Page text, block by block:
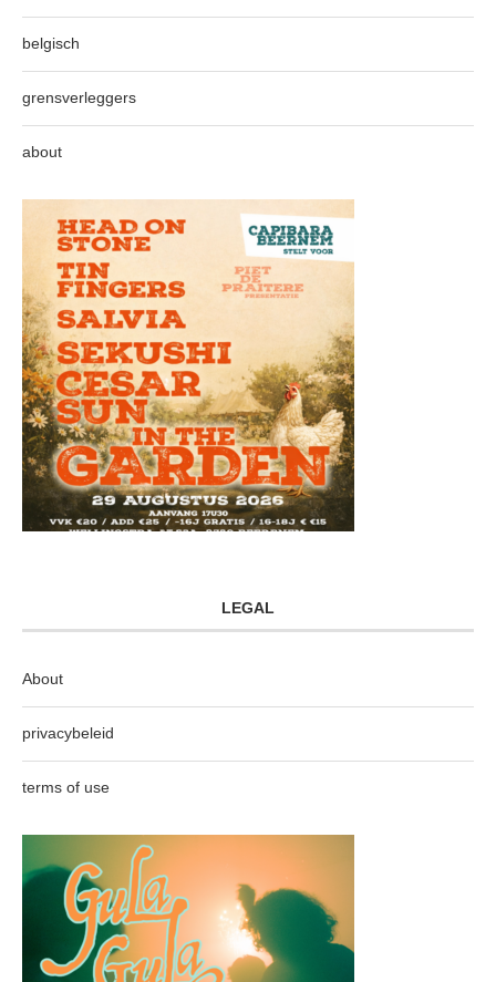
belgisch
grensverleggers
about
LEGAL
About
privacybeleid
terms of use